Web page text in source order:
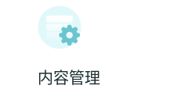
内容管理